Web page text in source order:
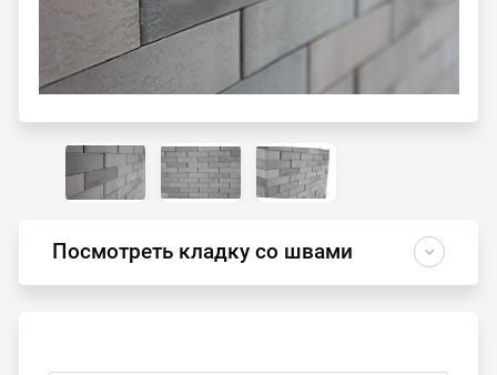
Посмотреть кладку со швами